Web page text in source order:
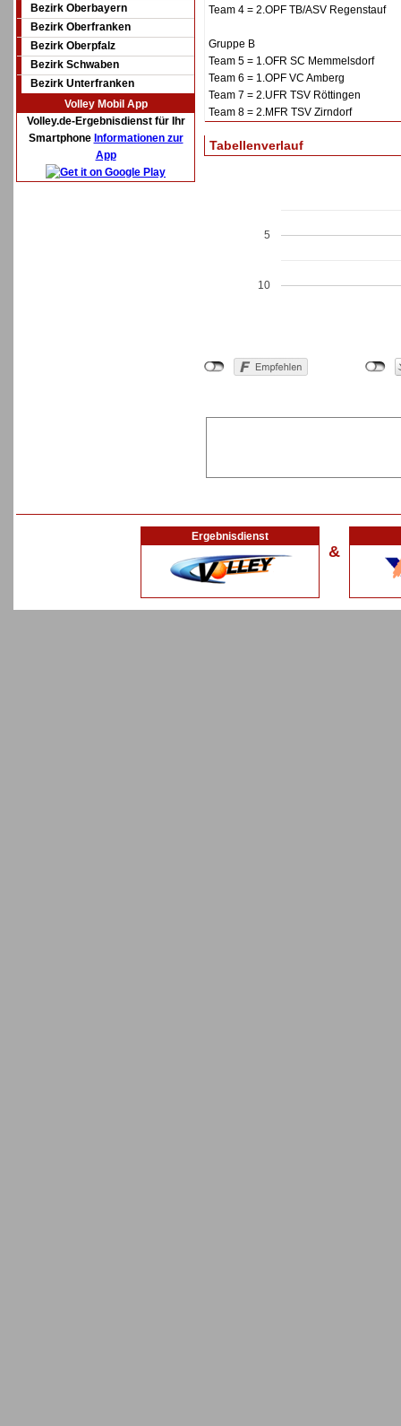
Bezirk Oberbayern
Bezirk Oberfranken
Bezirk Oberpfalz
Bezirk Schwaben
Bezirk Unterfranken
Volley Mobil App
Volley.de-Ergebnisdienst für Ihr
Smartphone Informationen zur
App
Team 4 = 2.OPF TB/ASV Regenstauf
Gruppe B
Team 5 = 1.OFR SC Memmelsdorf
Team 6 = 1.OPF VC Amberg
Team 7 = 2.UFR TSV Röttingen
Team 8 = 2.MFR TSV Zirndorf
Tabellenverlauf
5
10
Ergebnisdienst
&